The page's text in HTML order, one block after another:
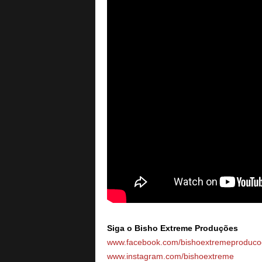
Siga o Bisho Extreme Produções
www.facebook.com/
www.instagram.com/bishoextreme